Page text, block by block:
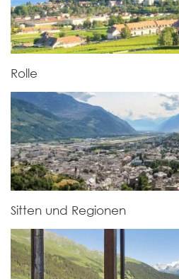
Rolle
Sitten und Regionen